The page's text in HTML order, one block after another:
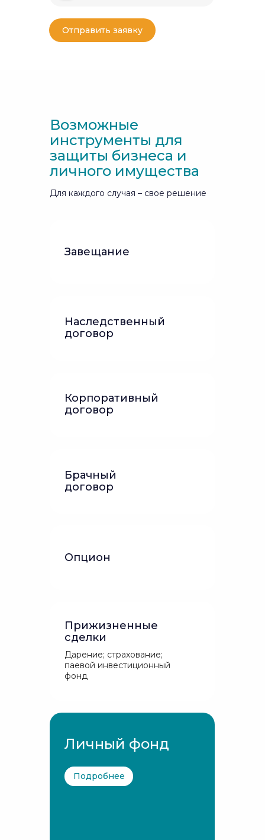
Отправить заявку
Возможные
инструменты для
защиты бизнеса и
личного имущества
Для каждого случая – свое решение
Личный фонд
Подробнее
Завещание
Наследственный
договор
Корпоративный
договор
Брачный
договор
Опцион
Прижизненные
сделки
Дарение; страхование;
паевой инвестиционный
фонд